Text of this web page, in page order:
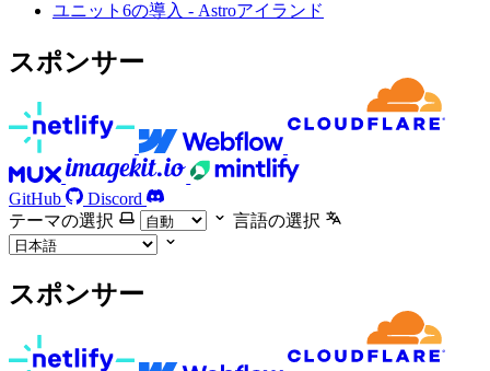
ユニット6の導入 - Astroアイランド
スポンサー
GitHub
Discord
テーマの選択
言語の選択
スポンサー